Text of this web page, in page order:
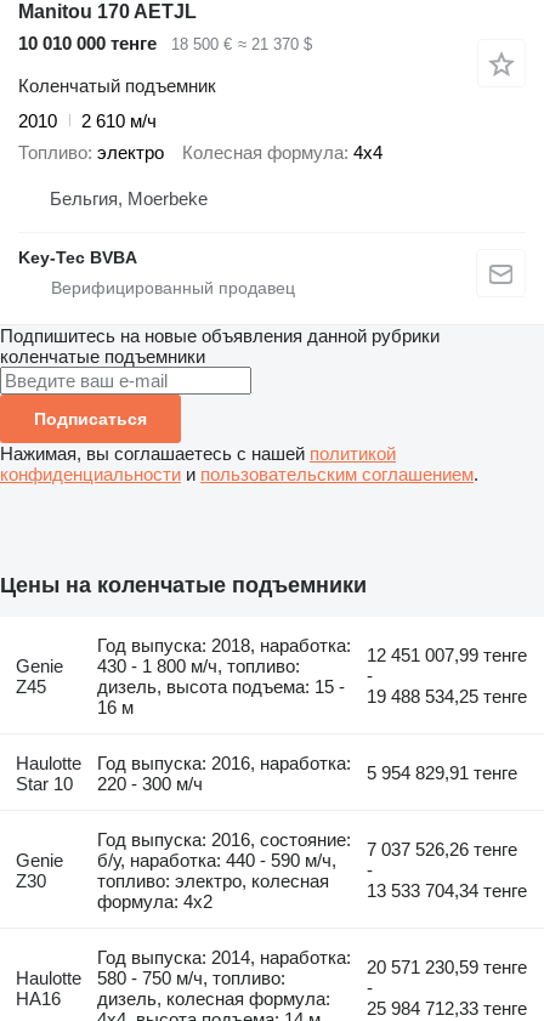
Manitou 170 AETJL
10 010 000 тенге
18 500 € ≈ 21 370 $
Коленчатый подъемник
2010
2 610 м/ч
Топливо электро Колесная формула 4x4
Бельгия, Moerbeke
Key-Tec BVBA
Подпишитесь на новые объявления данной рубрики
коленчатые подъемники
Подписаться
Нажимая, вы соглашаетесь с нашей политикой
конфиденциальности и пользовательским соглашением.
Цены на коленчатые подъемники
Genie
Z45
Год выпуска: 2018, наработка:
430 - 1 800 м/ч, топливо:
дизель, высота подъема: 15 -
16 м
12 451 007,99 тенге
-
19 488 534,25 тенге
Haulotte
Star 10
Год выпуска: 2016, наработка:
220 - 300 м/ч
5 954 829,91 тенге
Genie
Z30
Год выпуска: 2016, состояние:
б/у, наработка: 440 - 590 м/ч,
топливо: электро, колесная
формула: 4x2
7 037 526,26 тенге
-
13 533 704,34 тенге
Haulotte
HA16
Год выпуска: 2014, наработка:
580 - 750 м/ч, топливо:
дизель, колесная формула:
20 571 230,59 тенге
-
25 984 712,33 тенге